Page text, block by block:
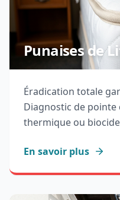
Punaises de
Éradication totale
Diagnostic de
thermique ou
En savoir plus